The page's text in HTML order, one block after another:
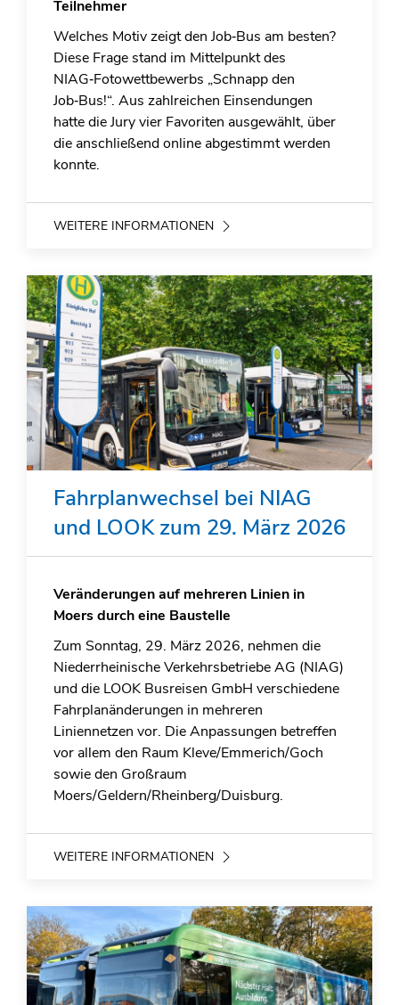
Teilnehmer
Welches Motiv zeigt den Job‑Bus am besten?
Diese Frage stand im Mittelpunkt des
NIAG‑Fotowettbewerbs „Schnapp den
Job‑Bus!“. Aus zahlreichen Einsendungen
hatte die Jury vier Favoriten ausgewählt, über
die anschließend online abgestimmt werden
konnte.
WEITERE INFORMATIONEN
Fahrplanwechsel bei NIAG
und LOOK zum 29. März 2026
Veränderungen auf mehreren Linien in
Moers durch eine Baustelle
Zum Sonntag, 29. März 2026, nehmen die
Niederrheinische Verkehrsbetriebe AG (NIAG)
und die LOOK Busreisen GmbH verschiedene
Fahrplanänderungen in mehreren
Liniennetzen vor. Die Anpassungen betreffen
vor allem den Raum Kleve/Emmerich/Goch
sowie den Großraum
Moers/Geldern/Rheinberg/Duisburg.
WEITERE INFORMATIONEN